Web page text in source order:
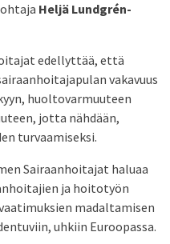
Heljä Lundgrén-
edellyttää, että
vakavuus
huoltovarmuuteen
jotta nähdään,
turvaamiseksi.
Sairaanhoitajat haluaa
ja hoitotyön
madaltamisen
uhkiin Euroopassa.